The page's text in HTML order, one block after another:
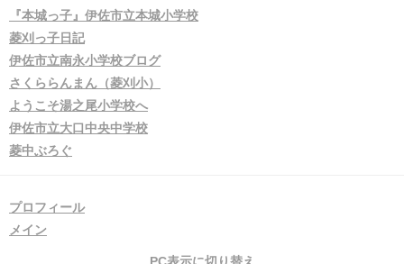
『本城っ子』伊佐市立本城小学校
菱刈っ子日記
伊佐市立南永小学校ブログ
さくららんまん（菱刈小）
ようこそ湯之尾小学校へ
伊佐市立大口中央中学校
菱中ぶろぐ
プロフィール
メイン
PC表示に切り替え